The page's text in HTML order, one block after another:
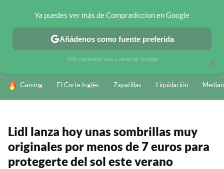
CHOLLOS TELEGRAM OFERTAS EN MÓVILES OFERTAS EN
HOY SE HABLA DE
Gaming El Corte Inglés Zapatillas Liquidación
Lidl lanza hoy unas sombrillas muy
originales por menos de 7 euros para
protegerte del sol este verano
×
Ya puedes ver más de Compradiccion en Google
Añádenos como fuente preferida
Solo necesitas una cuenta de Google